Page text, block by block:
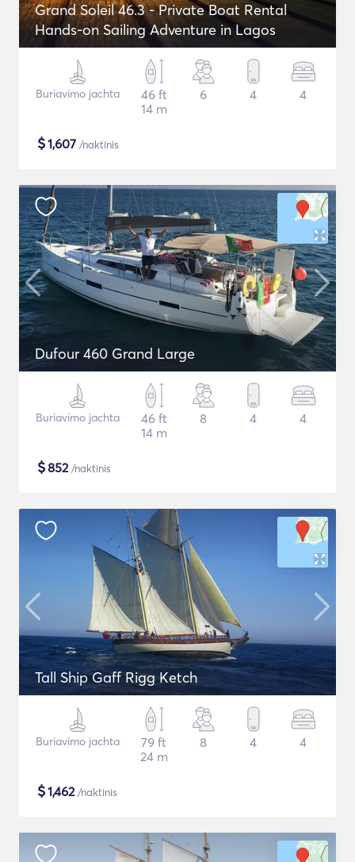
Grand Soleil 46.3 - Private Boat Rental
Hands-on Sailing Adventure in Lagos
Buriavimo jachta
46 ft
14 m
6 4 4
$1,607 /naktinis
Dufour 460 Grand Large
Buriavimo jachta
46 ft
14 m
8 4 4
$852/naktinis
Tall Ship Gaff Rigg Ketch
Buriavimo jachta
79 ft
24 m
8 4 4
$1,462/naktinis